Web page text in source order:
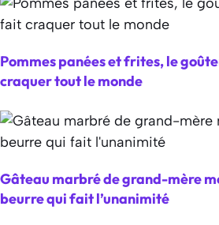
Pommes panées et frites, le
craquer tout le monde
Gâteau marbré de grand-mère
beurre qui fait l’unanimité